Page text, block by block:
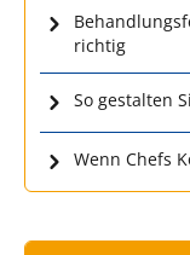
richtig
So gestalten
Wenn Chefs